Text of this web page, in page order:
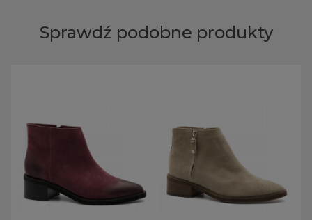
Sprawdź podobne produkty